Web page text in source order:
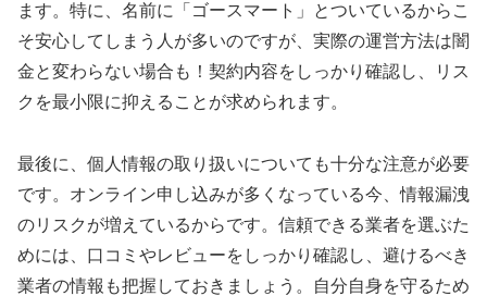
ます。特に、名前に「ゴースマート」とついているからこ
そ安心してしまう人が多いのですが、実際の運営方法は闇
金と変わらない場合も！契約内容をしっかり確認し、リス
クを最小限に抑えることが求められます。
最後に、個人情報の取り扱いについても十分な注意が必要
です。オンライン申し込みが多くなっている今、情報漏洩
のリスクが増えているからです。信頼できる業者を選ぶた
めには、口コミやレビューをしっかり確認し、避けるべき
業者の情報も把握しておきましょう。自分自身を守るため